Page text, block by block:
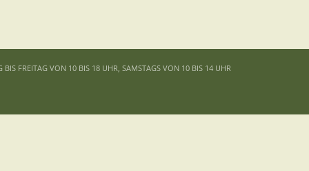
FREITAG VON 10 BIS 18 UHR, SAMSTAGS VON 10 BIS 14 UHR